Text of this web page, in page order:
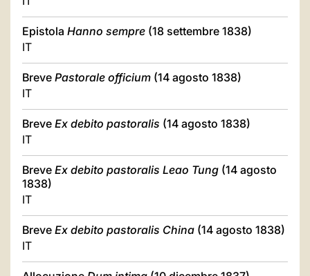
Epistola Hanno sempre (18 settembre 1838)
IT
Breve Pastorale officium (14 agosto 1838)
IT
Breve Ex debito pastoralis (14 agosto 1838)
IT
Breve Ex debito pastoralis Leao Tung (14 agosto
1838)
IT
Breve Ex debito pastoralis China (14 agosto 1838)
IT